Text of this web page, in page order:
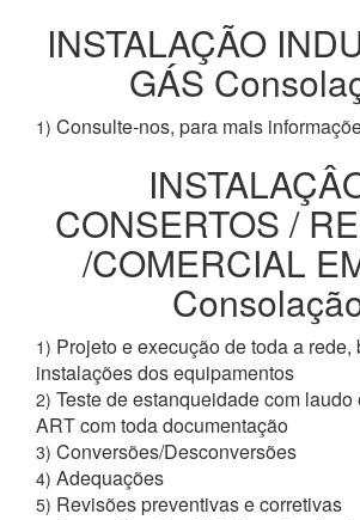
INSTALAÇÃO
GÁS
1) Consulte-nos, para mais
CONSERTOS /
/COMERCIAL
1) Projeto e execução de toda a rede,
instalações dos equipamentos
2) Teste de estanqueidade com
ART com toda documentação
3) Conversões/Desconversões
4) Adequações
5) Revisões preventivas e corretivas